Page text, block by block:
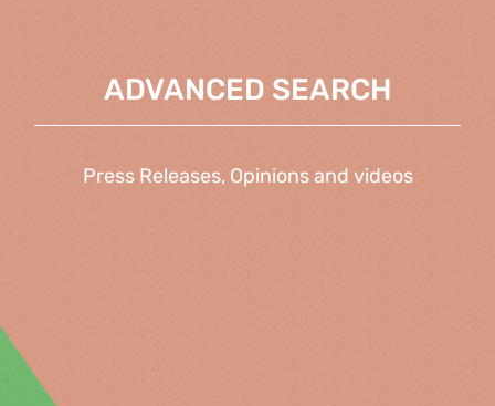
ADVANCED SEARCH
Press Releases, Opinions and videos